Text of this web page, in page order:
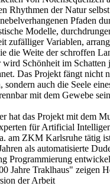
Rhythmen der Natur
Pfaden
Modelle,
zufälliger Variablen,
die Weite der schroffen
Schönheit im Schatten
Das Projekt fängt nicht
sondern auch die Seele
mit dem Gewebe
hat das Projekt mit dem
für Artificial
am ZKM Karlsruhe tätig
als automatisierte
Programmierung
Jahre Traklhaus" zeigen
der Arbeit